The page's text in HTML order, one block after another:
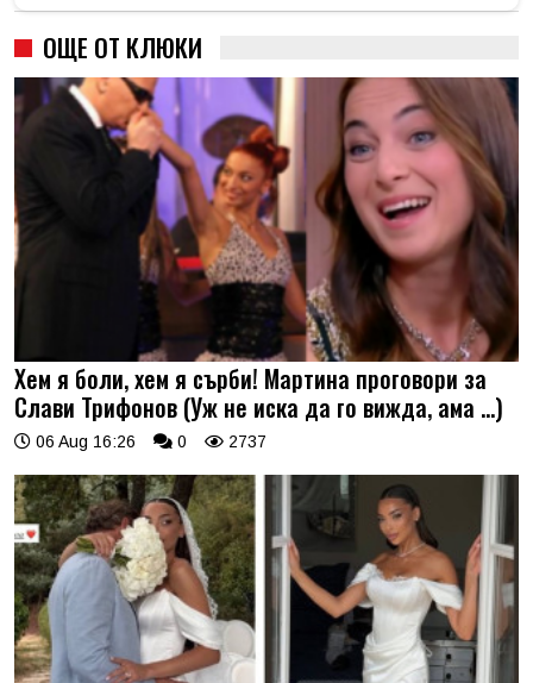
ОЩЕ ОТ КЛЮКИ
Хем я боли, хем я сърби! Мартина проговори за
Слави Трифонов (Уж не иска да го вижда, ама …)
06 Aug 16:26 0 2737